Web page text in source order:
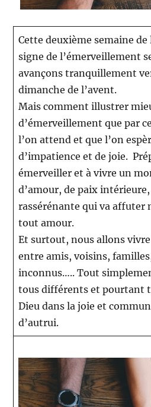
Cette deuxième semaine de
signe de l’émerveillement
avançons tranquillement
dimanche de l’avent.
Mais comment illustrer
d’émerveillement que par
l’on attend et que l’on
d’impatience et de joie.
émerveiller et à vivre un
d’amour, de paix
rassérénante qui va affuter
tout amour.
Et surtout, nous allons
entre amis, voisins,
inconnus….. Tout
tous différents et pourtant
Dieu dans la joie et
d’autrui. ­ ­ ­